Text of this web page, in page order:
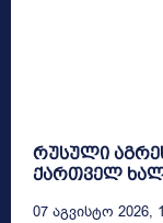
რუსული
ქართველ
07 Აგვისტო 2026,